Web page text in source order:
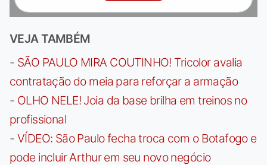
VEJA TAMBÉM
- SÃO PAULO MIRA COUTINHO! Tricolor avalia
contratação do meia para reforçar a armação
- OLHO NELE! Joia da base brilha em treinos no
profissional
- VÍDEO: São Paulo fecha troca com o Botafogo e
pode incluir Arthur em seu novo negócio